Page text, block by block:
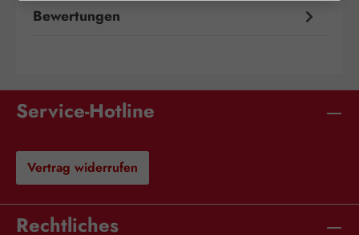
Bewertungen
Service-Hotline
Vertrag widerrufen
Rechtliches